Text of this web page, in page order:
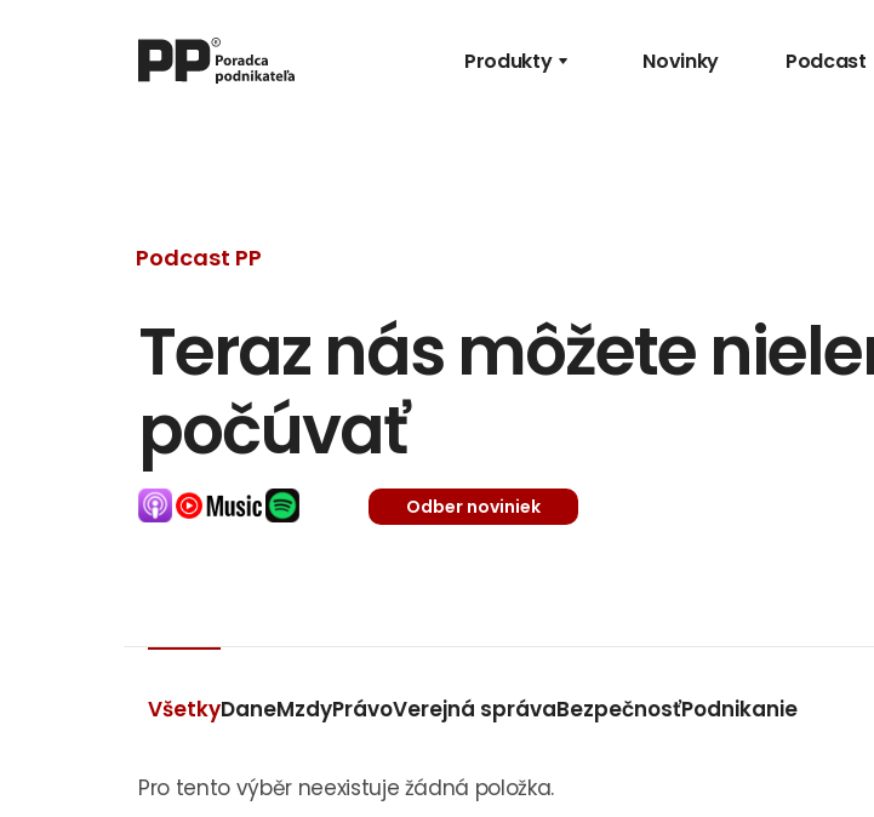
Produkty Novinky Podcast
Podcast PP
Teraz nás môžete
počúvať
Odber noviniek
VšetkyDaneMzdyPrávoVerejná správaBezpečnosťPodnikanie
Pro tento výběr neexistuje žádná položka.